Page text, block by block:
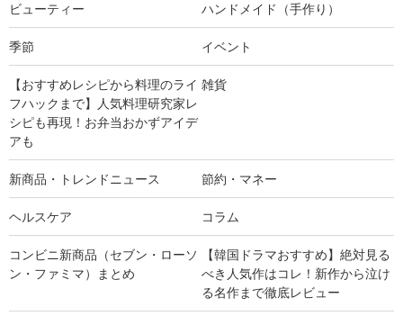
ビューティー ハンドメイド（手作り）
季節 イベント
【おすすめレシピから料理のライ
フハックまで】人気料理研究家レ
シピも再現！お弁当おかずアイデ
アも
雑貨
新商品・トレンドニュース 節約・マネー
ヘルスケア コラム
コンビニ新商品（セブン・ローソ
ン・ファミマ）まとめ
【韓国ドラマおすすめ】絶対見る
べき人気作はコレ！新作から泣け
る名作まで徹底レビュー